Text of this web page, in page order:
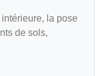
la pose
de sols,